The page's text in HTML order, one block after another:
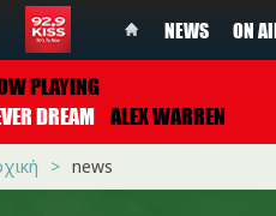
NEWS ON
PLAYING
DREAM ALEX WARREN
news